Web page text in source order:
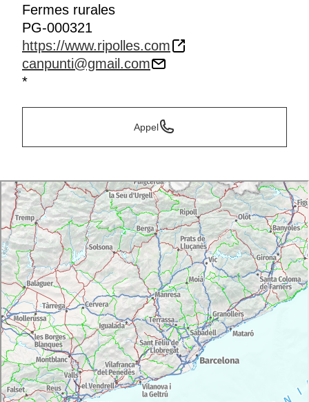
Fermes rurales
PG-000321
https://www.ripolles.com
canpunti@gmail.com
*
Appel